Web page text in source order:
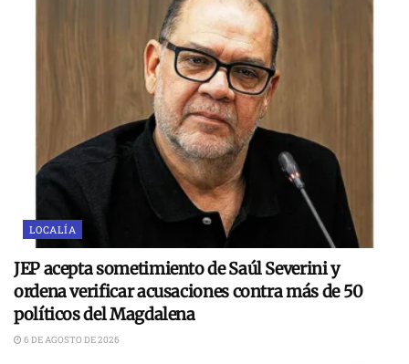
LOCALÍA
JEP acepta sometimiento de Saúl Severini y
ordena verificar acusaciones contra más de 50
políticos del Magdalena
6 DE AGOSTO DE 2026